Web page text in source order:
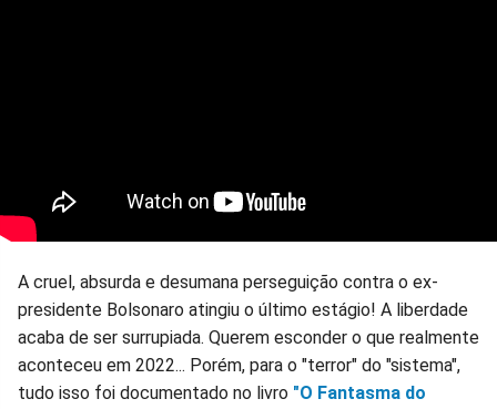
A cruel, absurda e desumana perseguição contra o ex-
presidente Bolsonaro atingiu o último estágio! A liberdade
acaba de ser surrupiada. Querem esconder o que realmente
aconteceu em 2022... Porém, para o "terror" do "sistema",
tudo isso foi documentado no livro "O Fantasma do